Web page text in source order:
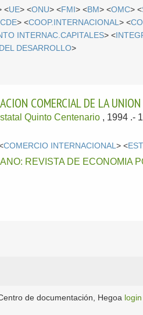
<UE> <ONU> <FMI> <BM> <OMC> <
> <COOP.INTERNACIONAL> <
INTERNAC.CAPITALES> <
DESARROLLO>
COMERCIAL DE LA
Quinto Centenario , 1994 .-
COMERCIO INTERNACIONAL> <
REVISTA DE ECONOMIA
de documentación, Hegoa login